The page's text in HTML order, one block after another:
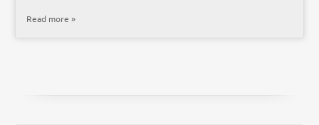
Read more »